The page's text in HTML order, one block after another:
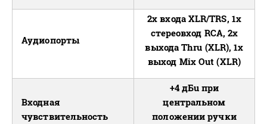
Аудиопорты
2x входа XLR/TRS, 1x
стереовход RCA, 2x
выхода Thru (XLR), 1x
выход Mix Out (XLR)
Входная
чувствительность
+4 дБu при
центральном
положении ручки